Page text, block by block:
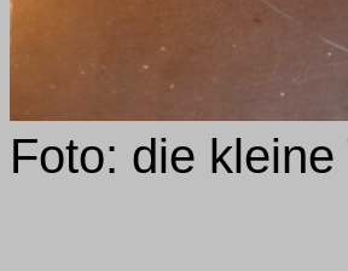
Foto: die